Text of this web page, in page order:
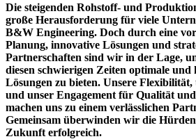
Die steigenden Rohstoff- und
große Herausforderung für viele
B&W Engineering. Doch durch eine
Planung, innovative Lösungen und
Partnerschaften sind wir in der Lage,
diesen schwierigen Zeiten optimale und
Lösungen zu bieten. Unsere
und unser Engagement für Qualität
machen uns zu einem verlässlichen
Gemeinsam überwinden wir die
Zukunft erfolgreich.